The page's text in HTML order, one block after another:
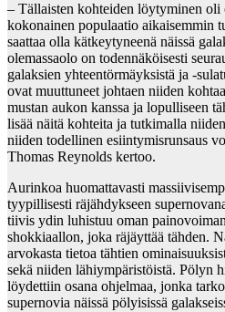
– Tällaisten kohteiden löytyminen oli
kokonainen populaatio aikaisemmin
saattaa olla kätkeytyneenä näissä
olemassaolo on todennäköisesti
galaksien yhteentörmäyksistä ja -
ovat muuttuneet johtaen niiden
mustan aukon kanssa ja lopulliseen
lisää näitä kohteita ja tutkimalla
niiden todellinen esiintymisrunsaus
Thomas Reynolds kertoo.
Aurinkoa huomattavasti
tyypillisesti räjähdykseen
tiivis ydin luhistuu oman
shokkiaallon, joka räjäyttää tähden.
arvokasta tietoa tähtien
sekä niiden lähiympäristöistä. Pölyn
löydettiin osana ohjelmaa, jonka
supernovia näissä pölyisissä